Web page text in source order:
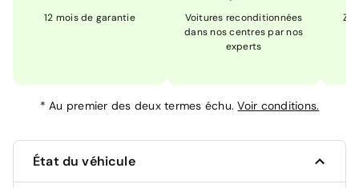
12 mois de garantie
Voitures reconditionnées
dans nos centres par nos
experts
*Au premier des deux termes échu.Voir conditions.
État du véhicule